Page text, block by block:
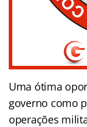
Uma ótima
governo como
operações